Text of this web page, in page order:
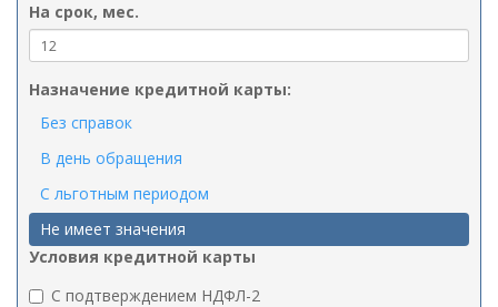
На срок, мес.
Назначение кредитной карты:
Без справок
В день обращения
С льготным периодом
Не имеет значения
Условия кредитной карты
C подтверждением НДФЛ-2